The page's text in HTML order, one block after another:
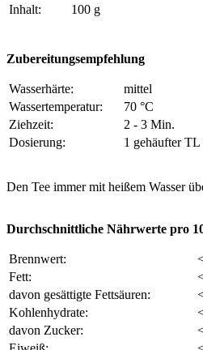
Inhalt:
100 g
Zubereitungsempfehlung
Wasserhärte:
mittel
Wassertemperatur:
70 °C
Ziehzeit:
2 - 3 Min.
Dosierung:
1 gehäufter TL
Den Tee immer mit heißem Wasser
Durchschnittliche Nährwerte pro
Brennwert:
Fett:
davon gesättigte Fettsäuren:
Kohlenhydrate:
davon Zucker: